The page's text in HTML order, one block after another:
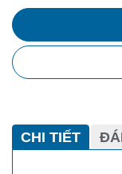
CHI TIẾT